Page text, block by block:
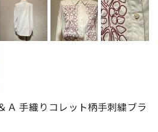
Ａ 手織りコレット柄手刺繍ブラ